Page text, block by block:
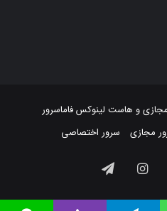
و هاست لینوکسفاماسرور
مجازی سرور اختصاصی
ایکس اینستاگرام